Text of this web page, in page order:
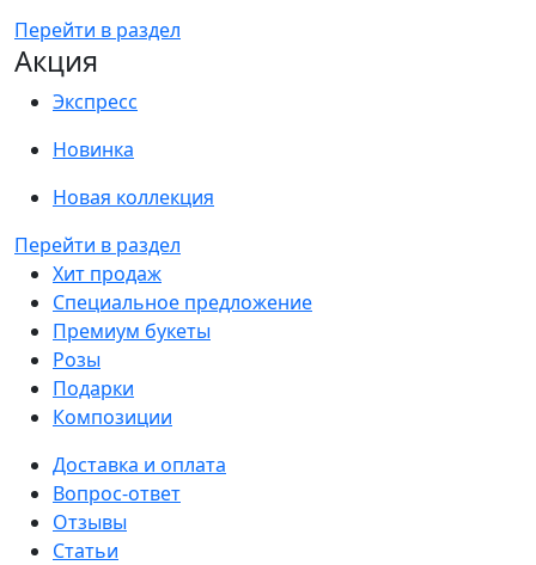
Перейти в раздел
Акция
Экспресс
Новинка
Новая коллекция
Перейти в раздел
Хит продаж
Специальное предложение
Премиум букеты
Розы
Подарки
Композиции
Доставка и оплата
Вопрос-ответ
Отзывы
Статьи